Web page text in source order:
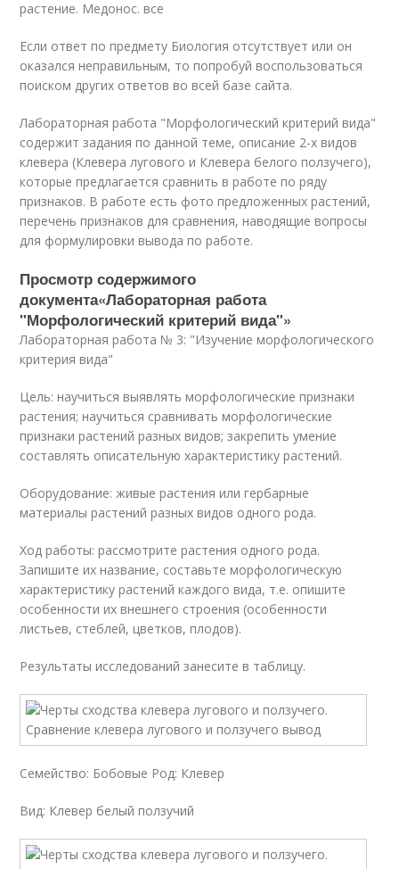
растение. Медонос. все
Если ответ по предмету Биология отсутствует или он
оказался неправильным, то попробуй воспользоваться
поиском других ответов во всей базе сайта.
Лабораторная работа "Морфологический критерий вида"
содержит задания по данной теме, описание 2-х видов
клевера (Клевера лугового и Клевера белого ползучего),
которые предлагается сравнить в работе по ряду
признаков. В работе есть фото предложенных растений,
перечень признаков для сравнения, наводящие вопросы
для формулировки вывода по работе.
Просмотр содержимого
документа«Лабораторная работа
"Морфологический критерий вида"»
Лабораторная работа № 3: "Изучение морфологического
критерия вида"
Цель: научиться выявлять морфологические признаки
растения; научиться сравнивать морфологические
признаки растений разных видов; закрепить умение
составлять описательную характеристику растений.
Оборудование: живые растения или гербарные
материалы растений разных видов одного рода.
Ход работы: рассмотрите растения одного рода.
Запишите их название, составьте морфологическую
характеристику растений каждого вида, т.е. опишите
особенности их внешнего строения (особенности
листьев, стеблей, цветков, плодов).
Результаты исследований занесите в таблицу.
Семейство: Бобовые Род: Клевер
Вид: Клевер белый ползучий